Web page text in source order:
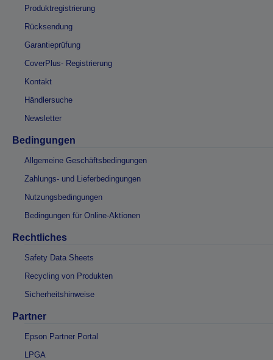
Produktregistrierung
Rücksendung
Garantieprüfung
CoverPlus- Registrierung
Kontakt
Händlersuche
Newsletter
Bedingungen
Allgemeine Geschäftsbedingungen
Zahlungs- und Lieferbedingungen
Nutzungsbedingungen
Bedingungen für Online-Aktionen
Rechtliches
Safety Data Sheets
Recycling von Produkten
Sicherheitshinweise
Partner
Epson Partner Portal
LPGA